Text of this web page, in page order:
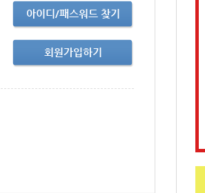
아이디/패스워드 찾기
회원가입하기